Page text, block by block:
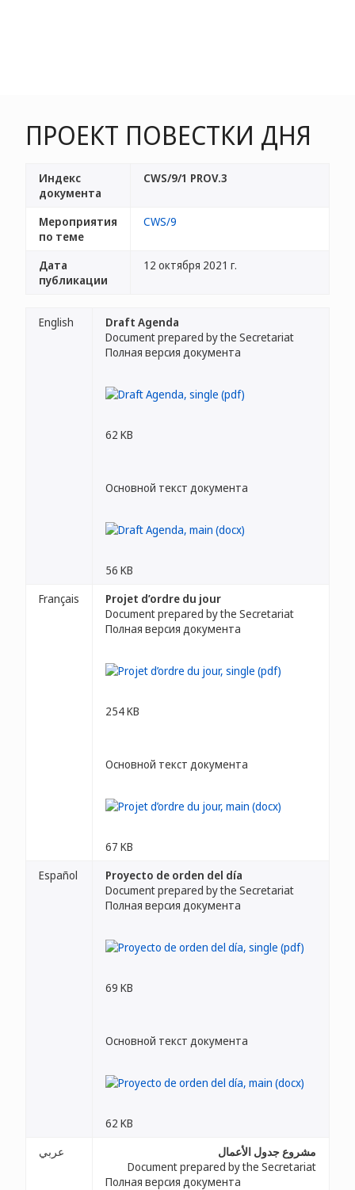
ПРОЕКТ ПОВЕСТКИ ДНЯ
Индекс
документа
CWS/9/1 PROV.3
Мероприятия
по теме
CWS/9
Дата
публикации
12 октября 2021 г.
English
Draft Agenda
Document prepared by the Secretariat
Полная версия документа
62 KB
Основной текст документа
56 KB
Français
Projet d’ordre du jour
Document prepared by the Secretariat
Полная версия документа
254 KB
Основной текст документа
67 KB
Español
Proyecto de orden del día
Document prepared by the Secretariat
Полная версия документа
69 KB
Основной текст документа
62 KB
عربي
مشروع جدول الأعمال
Document prepared by the Secretariat
Полная версия документа